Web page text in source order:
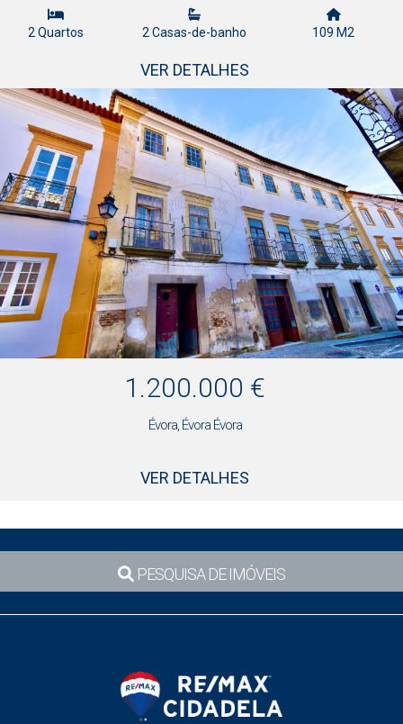
2 Quartos 2 Casas-de-banho 109 M2
VER DETALHES
1.200.000 €
Évora, Évora Évora
VER DETALHES
PESQUISA DE IMÓVEIS